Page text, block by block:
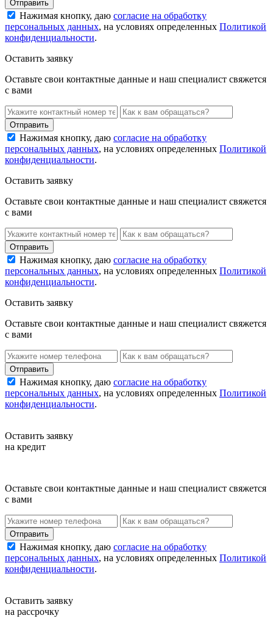
Нажимая кнопку, даю согласие на обработку
персональных данных, на условиях определенных Политикой
конфиденциальности.
Оставить заявку
Оставьте свои контактные данные и наш специалист свяжется
с вами
Нажимая кнопку, даю согласие на обработку
персональных данных, на условиях определенных Политикой
конфиденциальности.
Оставить заявку
Оставьте свои контактные данные и наш специалист свяжется
с вами
Нажимая кнопку, даю согласие на обработку
персональных данных, на условиях определенных Политикой
конфиденциальности.
Оставить заявку
Оставьте свои контактные данные и наш специалист свяжется
с вами
Нажимая кнопку, даю согласие на обработку
персональных данных, на условиях определенных Политикой
конфиденциальности.
Оставить заявку
на кредит
Оставьте свои контактные данные и наш специалист свяжется
с вами
Нажимая кнопку, даю согласие на обработку
персональных данных, на условиях определенных Политикой
конфиденциальности.
Оставить заявку
на рассрочку